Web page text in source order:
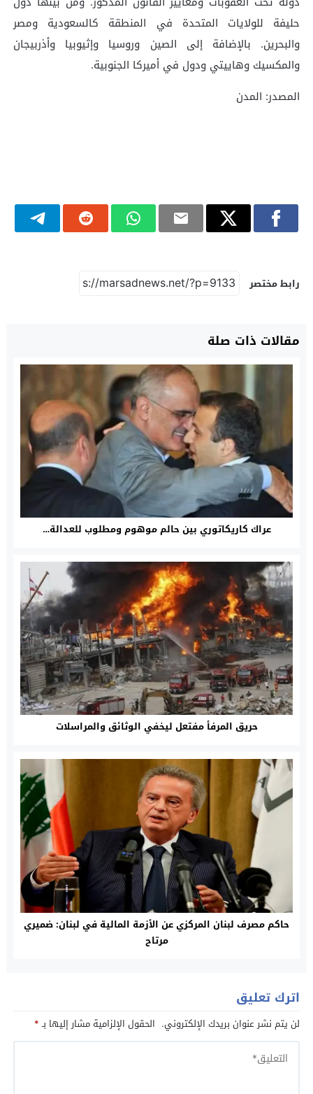
حليفة للولايات المتحدة في المنطقة كالسعودية ومصر
والبحرين. بالإضافة إلى الصين وروسيا وإثيوبيا وأذربيجان
والمكسيك وهاييتي ودول في أميركا الجنوبية.
المصدر: المدن
رابط مختصر
مقالات ذات صلة
عراك كاريكاتوري بين حالم موهوم ومطلوب للعدالة…
حريق المرفأ مفتعل ليخفي الوثائق والمراسلات
حاكم مصرف لبنان المركزي عن الأزمة المالية في لبنان: ضميري
مرتاح
اترك تعليق
لن يتم نشر عنوان بريدك الإلكتروني. الحقول الإلزامية مشار إليها بـ*